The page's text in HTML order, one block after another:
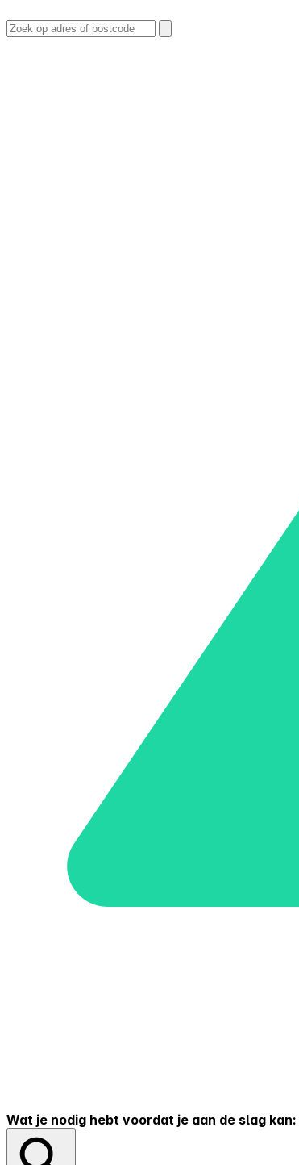
Wat je nodig hebt voordat je aan de slag kan: